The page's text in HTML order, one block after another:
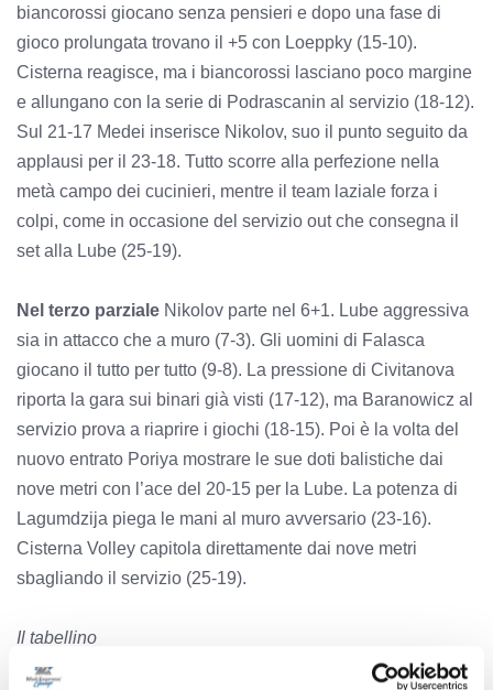
biancorossi giocano senza pensieri e dopo una fase di
gioco prolungata trovano il +5 con Loeppky (15-10).
Cisterna reagisce, ma i biancorossi lasciano poco margine
e allungano con la serie di Podrascanin al servizio (18-12).
Sul 21-17 Medei inserisce Nikolov, suo il punto seguito da
applausi per il 23-18. Tutto scorre alla perfezione nella
metà campo dei cucinieri, mentre il team laziale forza i
colpi, come in occasione del servizio out che consegna il
set alla Lube (25-19).
Nel terzo parziale Nikolov parte nel 6+1. Lube aggressiva
sia in attacco che a muro (7-3). Gli uomini di Falasca
giocano il tutto per tutto (9-8). La pressione di Civitanova
riporta la gara sui binari già visti (17-12), ma Baranowicz al
servizio prova a riaprire i giochi (18-15). Poi è la volta del
nuovo entrato Poriya mostrare le sue doti balistiche dai
nove metri con l’ace del 20-15 per la Lube. La potenza di
Lagumdzija piega le mani al muro avversario (23-16).
Cisterna Volley capitola direttamente dai nove metri
sbagliando il servizio (25-19).
Il tabellino